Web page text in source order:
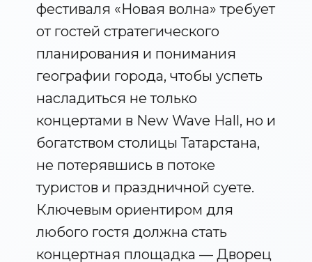
фестиваля «Новая волна» требует
от гостей стратегического
планирования и понимания
географии города, чтобы успеть
насладиться не только
концертами в New Wave Hall, но и
богатством столицы Татарстана,
не потерявшись в потоке
туристов и праздничной суете.
Ключевым ориентиром для
любого гостя должна стать
концертная площадка — Дворец